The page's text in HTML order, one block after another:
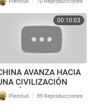
00:10:03
AVANZA HACIA
CIVILIZACIÓN
Plenitud | 39 Reproducciones